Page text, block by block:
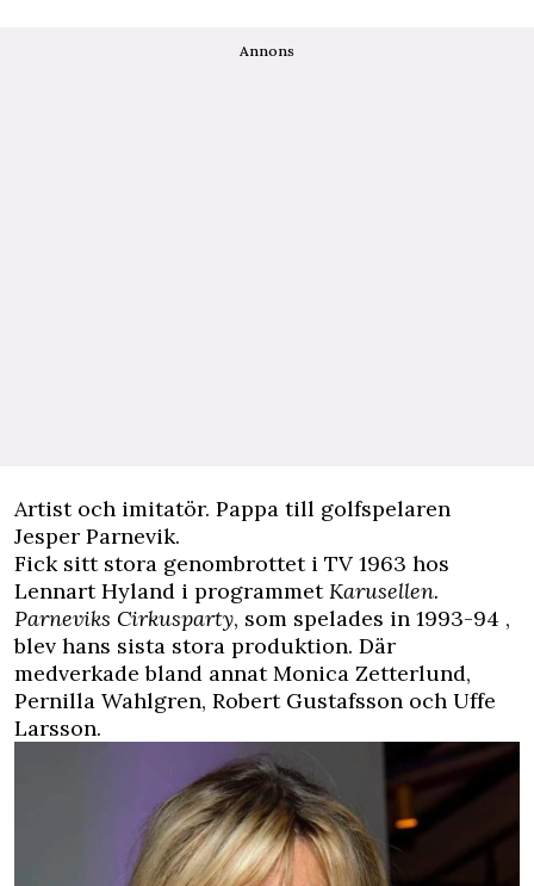
Annons
Artist och imitatör. Pappa till golfspelaren
Jesper Parnevik.
Fick sitt stora genombrottet i TV 1963 hos
Lennart Hyland i programmetKarusellen.
Parneviks Cirkusparty, som spelades in 1993-94 ,
blev hans sista stora produktion. Där
medverkade bland annat Monica Zetterlund,
Pernilla Wahlgren, Robert Gustafsson och Uffe
Larsson.